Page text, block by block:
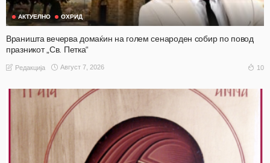
АКТУЕЛНО ОХРИД
Враништа вечерва домаќин на голем сенароден собир по повод
празникот „Св. Петка“
Редакција Август 7, 2026 10